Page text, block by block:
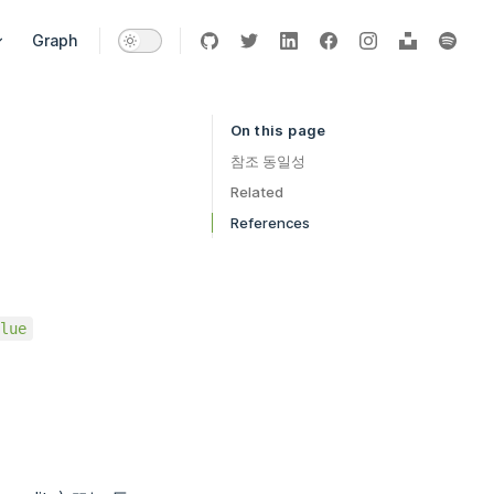
Graph
On this page
Table of Contents for current page
참조 동일성
Related
References